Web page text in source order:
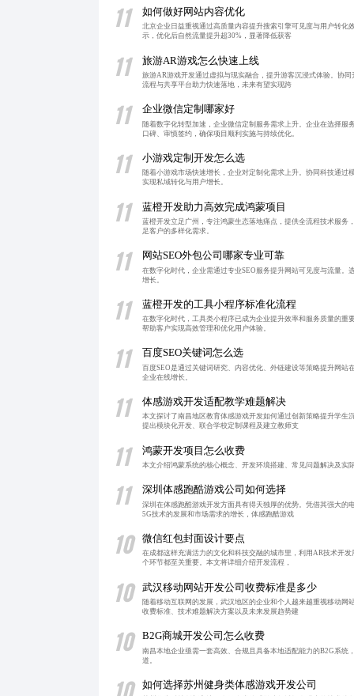
11 如何做好网站内容优化
北京企业日益重视通过高质量内容提升搜索引擎可见度与用户转
示，优化后自然流量提升超30%，显著降低获客
11 旅游AR游戏怎么快速上线
旅游AR游戏开发通过虚拟与现实融合，提升游客沉浸式体验。协
流程与共享平台助力快速落地，未来有望实现跨
11 企业微信定制哪家好
随着数字化转型加速，企业微信定制服务需求上升。企业在选择
口碑、审慎签约，确保项目顺利实施与持续优化。
11 小游戏定制开发怎么选
随着小游戏市场快速增长，企业对定制化需求上升。协同科技通
实现私域转化与用户增长。
11 蓝橙开发助力高效完成鸿蒙项目
蓝橙开发立足广州，专注鸿蒙生态落地痛点，提供全流程技术服务
足客户的多样化需求。
11 网站SEO外包公司哪家专业可靠
在数字化时代，企业需通过专业SEO服务提升网站可见度与流量
增长。
11 蓝橙开发的工具小程序标准化流程
在数字化时代，工具类小程序已成为企业提升效率和服务质量的
帮助客户实现高效管理和优化用户体验。
11 百度SEO关键词怎么选
百度SEO是通过关键词研究、内容优化、外链建设等策略提升网
企业在线增长。
11 体感游戏开发适配教学难题解决
本文探讨了南昌地区教育体感游戏开发如何通过创新策略提升学
提出模块化开发、联合学校定制课程及建立教师支
11 鸿蒙开发项目怎么收费
本文介绍鸿蒙系统的核心概念、开发环境搭建、常见问题解决及
11 深圳体感跑酷游戏公司如何选择
深圳在体感跑酷游戏开发方面具有得天独厚的优势。凭借其强大
5G技术的发展和市场需求的增长，体感跑酷游戏
10 微信红包封面设计要点
在成都这样充满活力的文化和科技交融的城市里，利用AR技术开
个环节都至关重要。本文将详细介绍开发流程，
10 武汉移动网站开发公司收费标准是多少
随着移动互联网的发展，武汉地区的企业和个人越来越重视移动
收费标准、技术难题解决方案以及未来发展趋势建
10 B2G商城开发公司怎么收费
南昌本地企业亟需一套高效、合规且具备本地适配能力的B2G系
道。
10 如何选择苏州健身类体感游戏开发公司